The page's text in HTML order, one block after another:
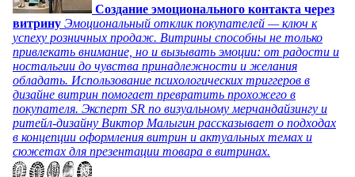
Создание эмоционального контакта через
витрину Эмоциональный отклик покупателей — ключ к
успеху розничных продаж. Витрины способны не только
привлекать внимание, но и вызывать эмоции: от радости и
ностальгии до чувства принадлежности и желания
обладать. Использование психологических триггеров в
дизайне витрин помогает превратить прохожего в
покупателя. Эксперт SR по визуальному мерчандайзингу и
ритейл-дизайну Виктор Малыгин рассказывает о подходах
в концепции оформления витрин и актуальных темах и
сюжетах для презентации товара в витринах.